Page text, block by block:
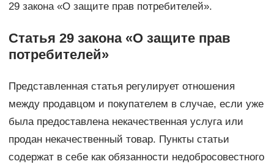
29 закона «О защите прав потребителей».
Статья 29 закона «О защите прав
потребителей»
Представленная статья регулирует отношения
между продавцом и покупателем в случае, если уже
была предоставлена некачественная услуга или
продан некачественный товар. Пункты статьи
содержат в себе как обязанности недобросовестного